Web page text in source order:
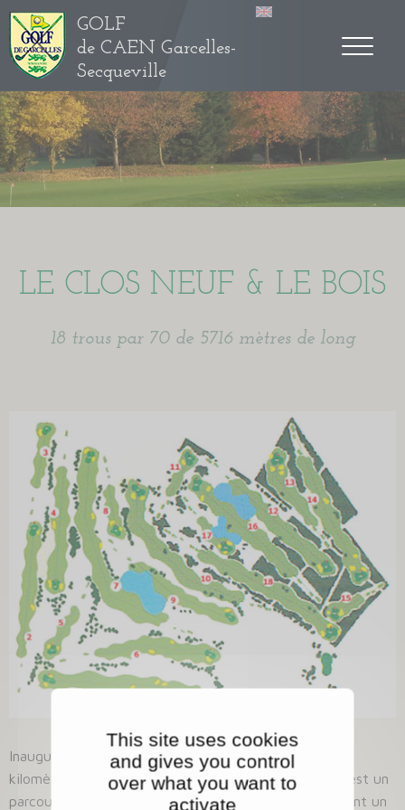
GOLF
de CAEN Garcelles-
Secqueville
LE CLOS NEUF & LE BOIS
18 trous par 70 de 5716 mètres de long
Inauguré en 1989 près d'un magnifique château à 6
kilomètres de Caen, le golf de Garcelles-Secqueville est un
parcours de caractère. Le Clos Neuf et le Bois forment un
This site uses cookies
and gives you control
over what you want to
activate